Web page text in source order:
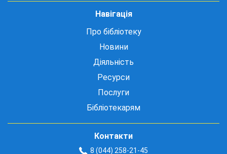
Навігація
Про бібліотеку
Новини
Діяльність
Ресурси
Послуги
Бібліотекарям
Контакти
8 (044) 258-21-45